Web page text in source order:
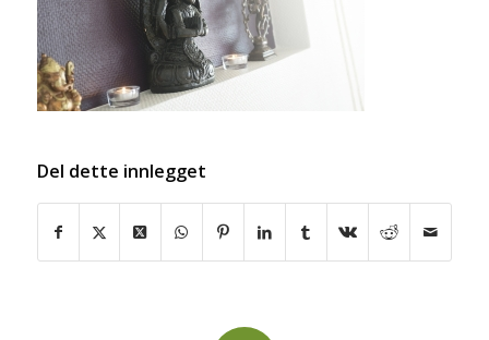
Del dette innlegget